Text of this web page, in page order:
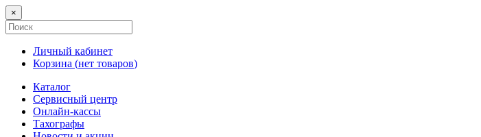
×
Личный кабинет
Корзина (нет товаров)
Каталог
Сервисный центр
Онлайн-кассы
Тахографы